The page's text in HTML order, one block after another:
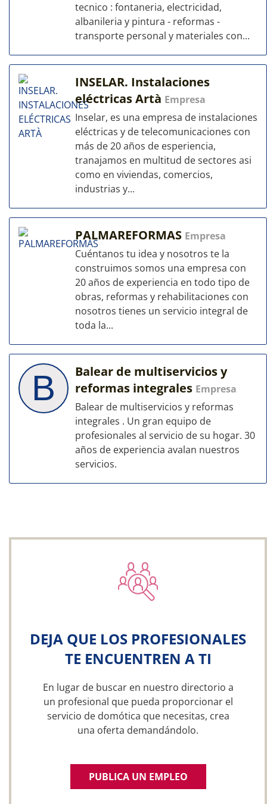
tecnico : fontaneria, electricidad,
albanileria y pintura - reformas -
transporte personal y materiales con...
INSELAR. Instalaciones
eléctricas Artà Empresa
Inselar, es una empresa de instalaciones
eléctricas y de telecomunicaciones con
más de 20 años de esperiencia,
tranajamos en multitud de sectores asi
como en viviendas, comercios,
industrias y...
PALMAREFORMAS Empresa
Cuéntanos tu idea y nosotros te la
construimos somos una empresa con
20 años de experiencia en todo tipo de
obras, reformas y rehabilitaciones con
nosotros tienes un servicio integral de
toda la...
B
Balear de multiservicios y
reformas integrales Empresa
Balear de multiservicios y reformas
integrales . Un gran equipo de
profesionales al servicio de su hogar. 30
años de experiencia avalan nuestros
servicios.
DEJA QUE LOS PROFESIONALES
TE ENCUENTREN A TI
En lugar de buscar en nuestro directorio a
un profesional que pueda proporcionar el
servicio de domótica que necesitas, crea
una oferta demandándolo.
PUBLICA UN EMPLEO